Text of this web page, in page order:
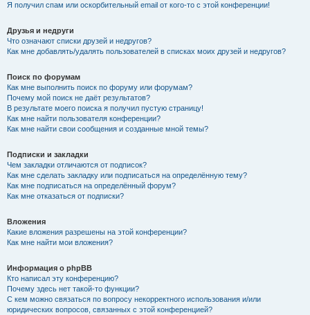
Я получил спам или оскорбительный email от кого-то с этой конференции!
Друзья и недруги
Что означают списки друзей и недругов?
Как мне добавлять/удалять пользователей в списках моих друзей и недругов?
Поиск по форумам
Как мне выполнить поиск по форуму или форумам?
Почему мой поиск не даёт результатов?
В результате моего поиска я получил пустую страницу!
Как мне найти пользователя конференции?
Как мне найти свои сообщения и созданные мной темы?
Подписки и закладки
Чем закладки отличаются от подписок?
Как мне сделать закладку или подписаться на определённую тему?
Как мне подписаться на определённый форум?
Как мне отказаться от подписки?
Вложения
Какие вложения разрешены на этой конференции?
Как мне найти мои вложения?
Информация о phpBB
Кто написал эту конференцию?
Почему здесь нет такой-то функции?
С кем можно связаться по вопросу некорректного использования и/или
юридических вопросов, связанных с этой конференцией?